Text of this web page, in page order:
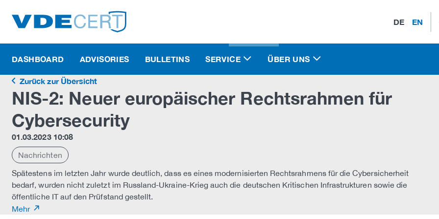
DE EN
DASHBOARD ADVISORIES BULLETINS SERVICE ÜBER UNS
Zurück zur Übersicht
NIS-2: Neuer europäischer Rechtsrahmen für
Cybersecurity
01.03.2023 10:08
Nachrichten
Spätestens im letzten Jahr wurde deutlich, dass es eines modernisierten Rechtsrahmens für die Cybersicherheit
bedarf, wurden nicht zuletzt im Russland-Ukraine-Krieg auch die deutschen Kritischen Infrastrukturen sowie die
öffentliche IT auf den Prüfstand gestellt.
Mehr